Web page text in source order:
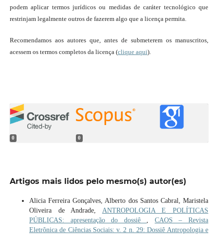
podem aplicar termos jurídicos ou medidas de caráter tecnológico que
restrinjam legalmente outros de fazerem algo que a licença permita.
Recomendamos aos autores que, antes de submeterem os manuscritos,
acessem os termos completos da licença (clique aqui).
0 0
Artigos mais lidos pelo mesmo(s) autor(es)
Alicia Ferreira Gonçalves, Alberto dos Santos Cabral, Maristela
Oliveira de Andrade, ANTROPOLOGIA E POLÍTICAS
PÚBLICAS: apresentação do dossiê
CAOS – Revista
Eletrônica de Ciências Sociais: v. 2 n. 29: Dossiê Antropologia e